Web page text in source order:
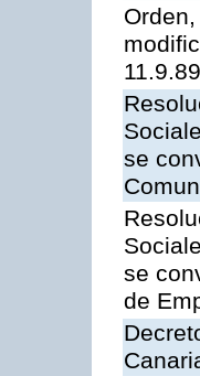
se
se
de